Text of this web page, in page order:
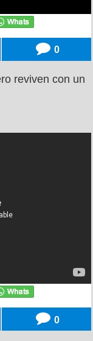
0
reviven con un
0